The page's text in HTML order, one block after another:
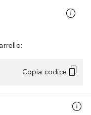
Copia codice